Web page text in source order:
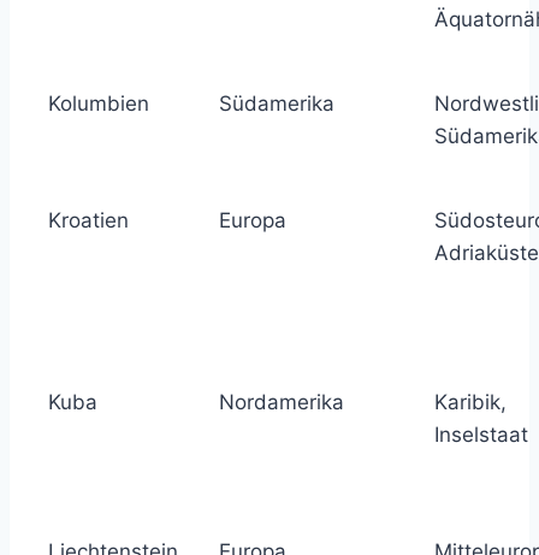
Kolumbien Südamerika
Kroatien Europa
Adriaküste
Kuba Nordamerika
Karibik,
Inselstaat